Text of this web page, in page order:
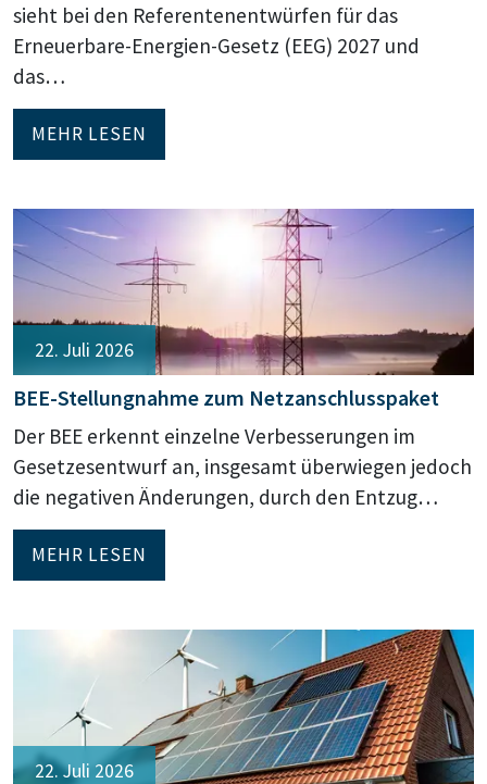
sieht bei den Referentenentwürfen für das
Erneuerbare-Energien-Gesetz (EEG) 2027 und
das…
MEHR LESEN
22. Juli 2026
BEE-Stellungnahme zum Netzanschlusspaket
Der BEE erkennt einzelne Verbesserungen im
Gesetzesentwurf an, insgesamt überwiegen jedoch
die negativen Änderungen, durch den Entzug…
MEHR LESEN
22. Juli 2026